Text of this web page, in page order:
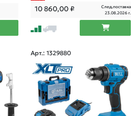
10 860,00₽
След.поставка
23.08.2026 г.
Арт.: 1329880